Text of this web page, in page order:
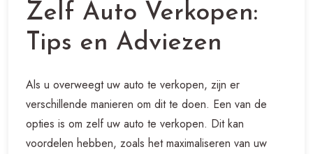
Zelf Auto Verkopen:
Tips en Adviezen
Als u overweegt uw auto te verkopen, zijn er
verschillende manieren om dit te doen. Een van de
opties is om zelf uw auto te verkopen. Dit kan
voordelen hebben, zoals het maximaliseren van uw